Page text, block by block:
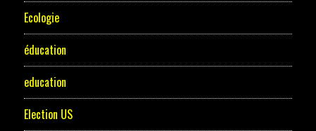
Ecologie
éducation
education
Election US